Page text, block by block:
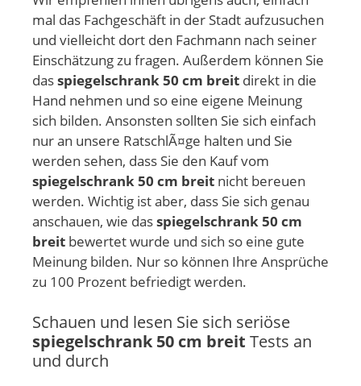
mal das Fachgeschäft in der Stadt aufzusuchen
und vielleicht dort den Fachmann nach seiner
Einschätzung zu fragen. Außerdem können Sie
dasspiegelschrank 50 cm breit direkt in die
Hand nehmen und so eine eigene Meinung
sich bilden. Ansonsten sollten Sie sich einfach
nur an unsere RatschlÃ¤ge halten und Sie
werden sehen, dass Sie den Kauf vom
spiegelschrank 50 cm breit nicht bereuen
werden. Wichtig ist aber, dass Sie sich genau
anschauen, wie dasspiegelschrank 50 cm
breit bewertet wurde und sich so eine gute
Meinung bilden. Nur so können Ihre Ansprüche
zu 100 Prozent befriedigt werden.
Schauen und lesen Sie sich seriöse
spiegelschrank 50 cm breit Tests an
und durch